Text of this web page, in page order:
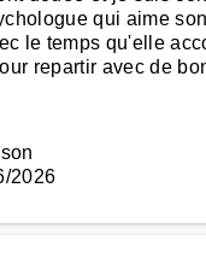
qui aime
le temps qu'elle
repartir avec de
2026